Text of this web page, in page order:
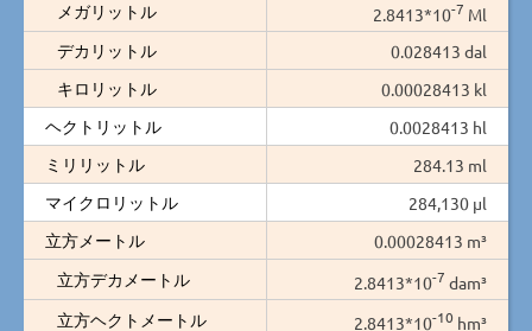
メガリットル
2.8413*10-7 Ml
デカリットル
0.028413 dal
キロリットル
0.00028413 kl
ヘクトリットル
0.0028413 hl
ミリリットル
284.13 ml
マイクロリットル
284,130 µl
立方メートル
0.00028413 m³
立方デカメートル
2.8413*10-7 dam³
立方ヘクトメートル
2.8413*10-10 hm³